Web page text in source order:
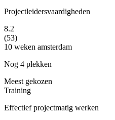
Projectleidersvaardigheden
8.2
(53)
10 weken amsterdam
Nog 4 plekken
Meest gekozen
Training
Effectief projectmatig werken